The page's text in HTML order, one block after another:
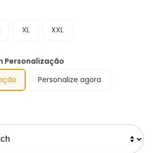
XL XXL
Personalização
Personalize agora